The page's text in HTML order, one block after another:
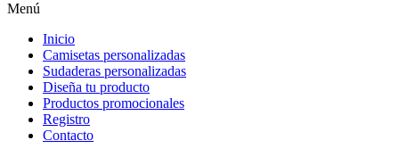
Menú
Inicio
Camisetas personalizadas
Sudaderas personalizadas
Diseña tu producto
Productos promocionales
Registro
Contacto